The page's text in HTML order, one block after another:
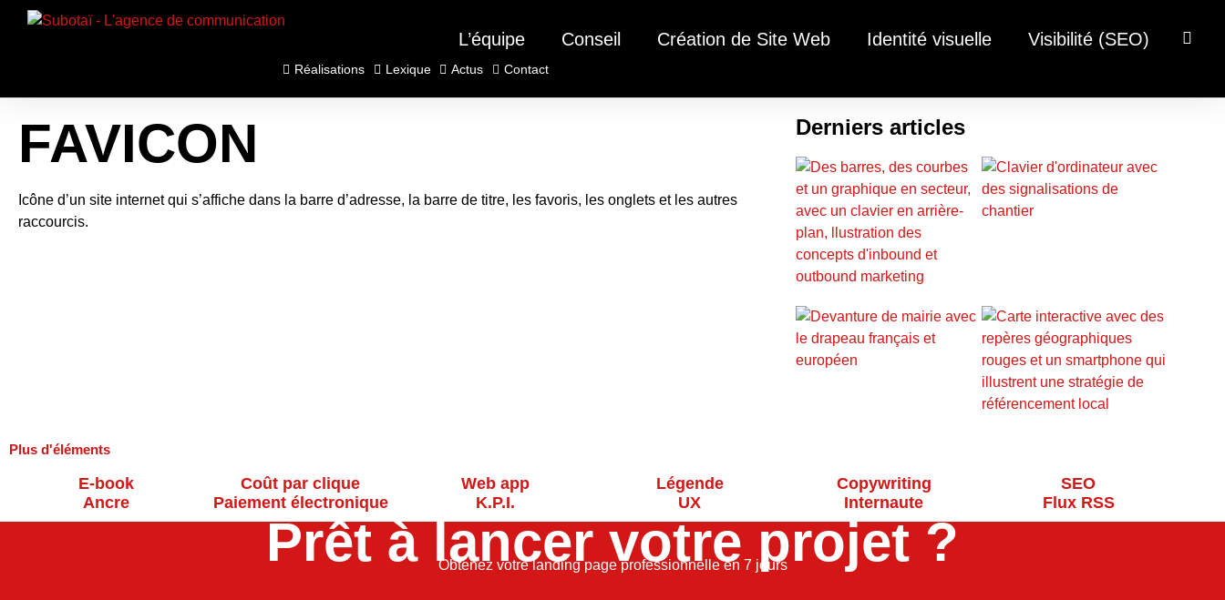
Panneau de gestion des cookies
L’équipe Conseil Création de Site Web Identité visuelle Visibilité (SEO)
Réalisations Lexique Actus Contact
FAVICON
Icône d’un site internet qui s’affiche dans la barre d’adresse, la barre de titre, les favoris, les onglets et les autres
raccourcis.
Derniers articles
Plus d'éléments
E-book Coût par clique Web app Légende Copywriting
SEO
Ancre
Paiement électronique K.P.I. UX Internaute Flux RSS
Prêt à lancer votre projet ?
Obtenez votre landing page professionnelle en 7 jours